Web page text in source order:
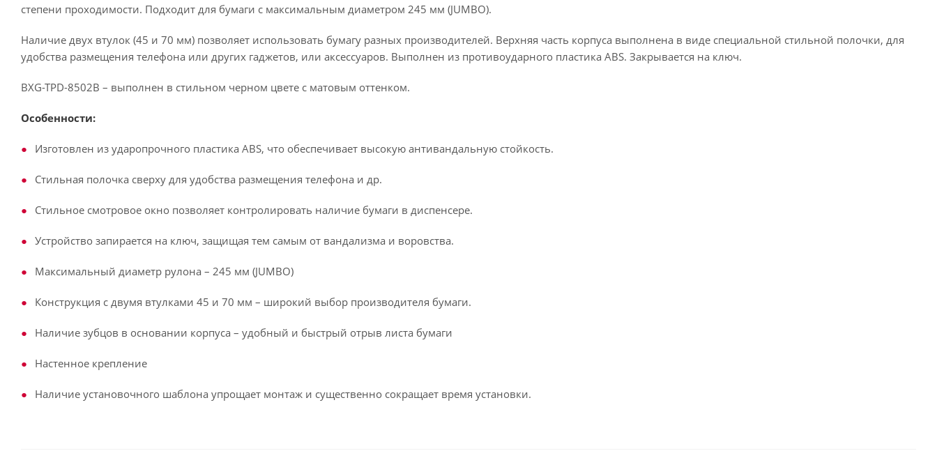
степени проходимости. Подходит для бумаги с максимальным диаметром 245 мм (JUMBO).
Наличие двух втулок (45 и 70 мм) позволяет использовать бумагу разных производителей. Верхняя часть корпуса выполнена в виде специальной стильной полочки, для
удобства размещения телефона или других гаджетов, или аксессуаров. Выполнен из противоударного пластика ABS. Закрывается на ключ.
BXG-TPD-8502В – выполнен в стильном черном цвете с матовым оттенком.
Особенности:
Изготовлен из ударопрочного пластика АВS, что обеспечивает высокую антивандальную стойкость.
Стильная полочка сверху для удобства размещения телефона и др.
Стильное смотровое окно позволяет контролировать наличие бумаги в диспенсере.
Устройство запирается на ключ, защищая тем самым от вандализма и воровства.
Максимальный диаметр рулона – 245 мм (JUMBO)
Конструкция с двумя втулками 45 и 70 мм – широкий выбор производителя бумаги.
Наличие зубцов в основании корпуса – удобный и быстрый отрыв листа бумаги
Настенное крепление
Наличие установочного шаблона упрощает монтаж и существенно сокращает время установки.